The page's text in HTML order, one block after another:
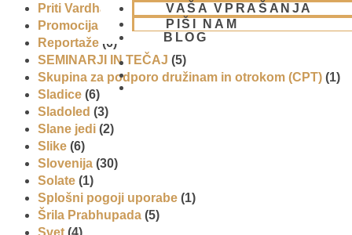
VAŠA VPRAŠANJA
PIŠI NAM
BLOG
01 431 21 24
Priti Vardhana das
Promocija in izobrazevanje (3)
Reportaže (6)
SEMINARJI IN TEČAJ (5)
Skupina za podporo družinam in otrokom (CPT) (1)
Sladice (6)
Sladoled (3)
Slane jedi (2)
Slike (6)
Slovenija (30)
Solate (1)
Splošni pogoji uporabe (1)
Šrila Prabhupada (5)